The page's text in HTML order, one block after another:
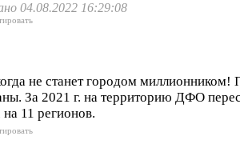
04.08.2022 16:29:08
не станет городом
За 2021 г. на территорию ДФО
11 регионов.